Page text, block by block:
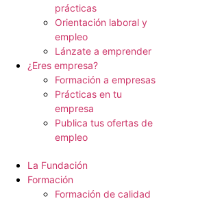
prácticas
Orientación laboral y
empleo
Lánzate a emprender
¿Eres empresa?
Formación a empresas
Prácticas en tu
empresa
Publica tus ofertas de
empleo
La Fundación
Formación
Formación de calidad